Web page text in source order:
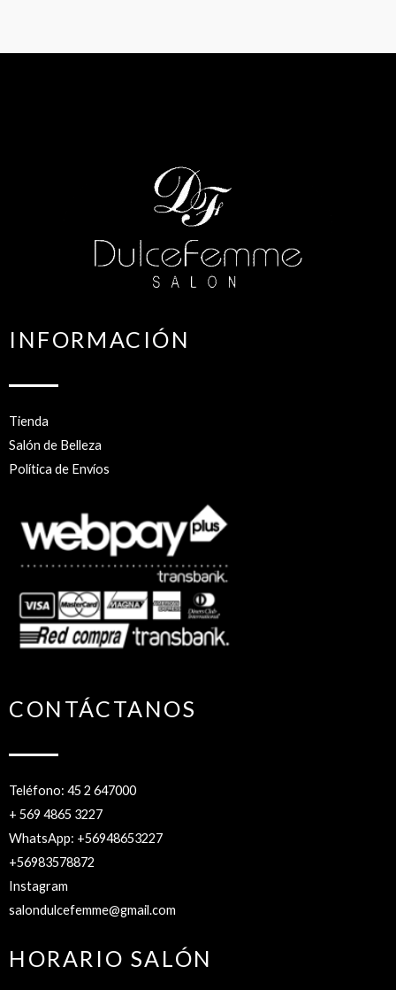
INFORMACIÓN
Tienda
Salón de Belleza
Política de Envíos
CONTÁCTANOS
Teléfono: 45 2 647000
+ 569 4865 3227
WhatsApp: +56948653227
+56983578872
Instagram
salondulcefemme@gmail.com
HORARIO SALÓN